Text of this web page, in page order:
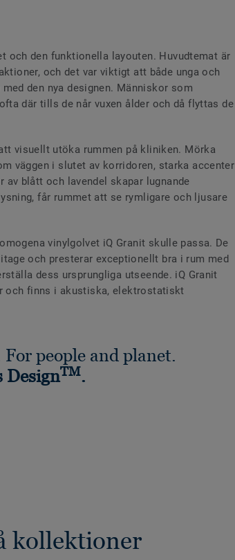
och den funktionella layouten. Huvudtemat är
och det var viktigt att både unga och
den nya designen. Människor som
där tills de når vuxen ålder och då flyttas de
visuellt utöka rummen på kliniken. Mörka
väggen i slutet av korridoren, starka accenter
blått och lavendel skapar lugnande
får rummet att se rymligare och ljusare
vinylgolvet iQ Granit skulle passa. De
och presterar exceptionellt bra i rum med
dess ursprungliga utseende. iQ Granit
och finns i akustiska, elektrostatiskt
people and planet.
DesignTM.
kollektioner